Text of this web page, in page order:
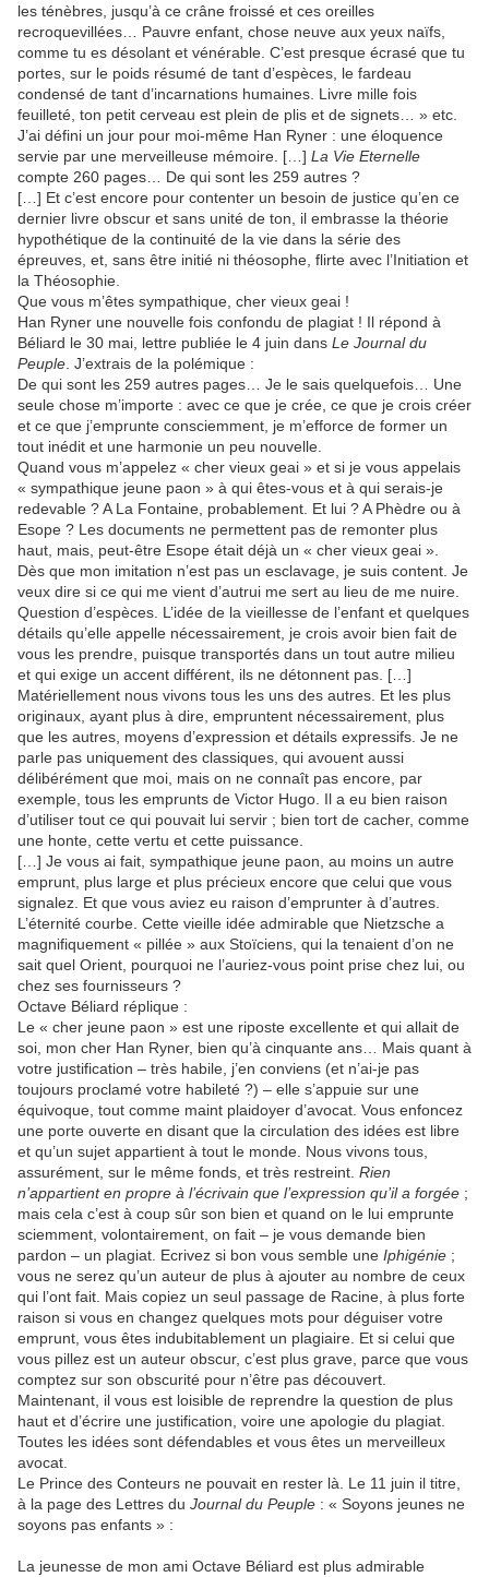
les ténèbres, jusqu’à ce crâne froissé et ces oreilles
recroquevillées… Pauvre enfant, chose neuve aux yeux naïfs,
comme tu es désolant et vénérable. C’est presque écrasé que tu
portes, sur le poids résumé de tant d’espèces, le fardeau
condensé de tant d’incarnations humaines. Livre mille fois
feuilleté, ton petit cerveau est plein de plis et de signets… » etc.
J’ai défini un jour pour moi-même Han Ryner : une éloquence
servie par une merveilleuse mémoire. […] La Vie Eternelle
compte 260 pages… De qui sont les 259 autres ?
[…] Et c’est encore pour contenter un besoin de justice qu’en ce
dernier livre obscur et sans unité de ton, il embrasse la théorie
hypothétique de la continuité de la vie dans la série des
épreuves, et, sans être initié ni théosophe, flirte avec l’Initiation et
la Théosophie.
Que vous m’êtes sympathique, cher vieux geai !
Han Ryner une nouvelle fois confondu de plagiat ! Il répond à
Béliard le 30 mai, lettre publiée le 4 juin dans Le Journal du
Peuple . J’extrais de la polémique :
De qui sont les 259 autres pages… Je le sais quelquefois… Une
seule chose m’importe : avec ce que je crée, ce que je crois créer
et ce que j’emprunte consciemment, je m’efforce de former un
tout inédit et une harmonie un peu nouvelle.
Quand vous m’appelez « cher vieux geai » et si je vous appelais
« sympathique jeune paon » à qui êtes-vous et à qui serais-je
redevable ? A La Fontaine, probablement. Et lui ? A Phèdre ou à
Esope ? Les documents ne permettent pas de remonter plus
haut, mais, peut-être Esope était déjà un « cher vieux geai ».
Dès que mon imitation n’est pas un esclavage, je suis content. Je
veux dire si ce qui me vient d’autrui me sert au lieu de me nuire.
Question d’espèces. L’idée de la vieillesse de l’enfant et quelques
détails qu’elle appelle nécessairement, je crois avoir bien fait de
vous les prendre, puisque transportés dans un tout autre milieu
et qui exige un accent différent, ils ne détonnent pas. […]
Matériellement nous vivons tous les uns des autres. Et les plus
originaux, ayant plus à dire, empruntent nécessairement, plus
que les autres, moyens d’expression et détails expressifs. Je ne
parle pas uniquement des classiques, qui avouent aussi
délibérément que moi, mais on ne connaît pas encore, par
exemple, tous les emprunts de Victor Hugo. Il a eu bien raison
d’utiliser tout ce qui pouvait lui servir ; bien tort de cacher, comme
une honte, cette vertu et cette puissance.
[…] Je vous ai fait, sympathique jeune paon, au moins un autre
emprunt, plus large et plus précieux encore que celui que vous
signalez. Et que vous aviez eu raison d’emprunter à d’autres.
L’éternité courbe. Cette vieille idée admirable que Nietzsche a
magnifiquement « pillée » aux Stoïciens, qui la tenaient d’on ne
sait quel Orient, pourquoi ne l’auriez-vous point prise chez lui, ou
chez ses fournisseurs ?
Octave Béliard réplique :
Le « cher jeune paon » est une riposte excellente et qui allait de
soi, mon cher Han Ryner, bien qu’à cinquante ans… Mais quant à
votre justification – très habile, j’en conviens (et n’ai-je pas
toujours proclamé votre habileté ?) – elle s’appuie sur une
équivoque, tout comme maint plaidoyer d’avocat. Vous enfoncez
une porte ouverte en disant que la circulation des idées est libre
et qu’un sujet appartient à tout le monde. Nous vivons tous,
assurément, sur le même fonds, et très restreint. Rien
n’appartient en propre à l’écrivain que l’expression qu’il a forgée ;
mais cela c’est à coup sûr son bien et quand on le lui emprunte
sciemment, volontairement, on fait – je vous demande bien
pardon – un plagiat. Ecrivez si bon vous semble une Iphigénie ;
vous ne serez qu’un auteur de plus à ajouter au nombre de ceux
qui l’ont fait. Mais copiez un seul passage de Racine, à plus forte
raison si vous en changez quelques mots pour déguiser votre
emprunt, vous êtes indubitablement un plagiaire. Et si celui que
vous pillez est un auteur obscur, c’est plus grave, parce que vous
comptez sur son obscurité pour n’être pas découvert.
Maintenant, il vous est loisible de reprendre la question de plus
haut et d’écrire une justification, voire une apologie du plagiat.
Toutes les idées sont défendables et vous êtes un merveilleux
avocat.
Le Prince des Conteurs ne pouvait en rester là. Le 11 juin il titre,
à la page des Lettres du Journal du Peuple : « Soyons jeunes ne
soyons pas enfants » :
La jeunesse de mon ami Octave Béliard est plus admirable